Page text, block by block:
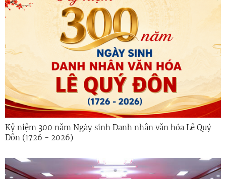
Kỷ niệm 300 năm Ngày sinh Danh nhân văn hóa Lê Quý
Đôn (1726 - 2026)